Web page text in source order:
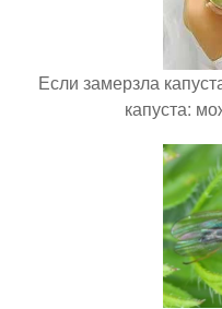
Если замерзла
капуста: